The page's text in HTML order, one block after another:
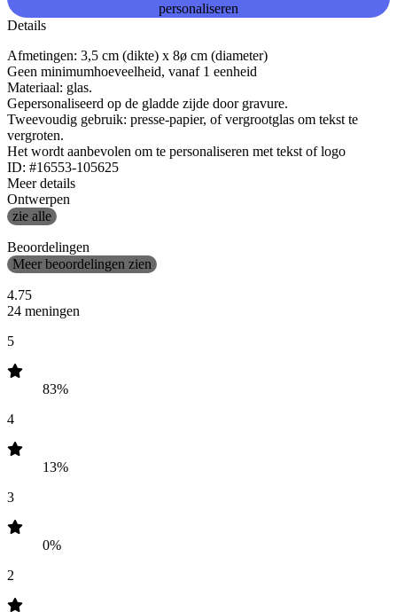
personaliseren
Details
Afmetingen: 3,5 cm (dikte) x 8ø cm (diameter)
Geen minimumhoeveelheid, vanaf 1 eenheid
Materiaal: glas.
Gepersonaliseerd op de gladde zijde door gravure.
Tweevoudig gebruik: presse-papier, of vergrootglas om tekst te
vergroten.
Het wordt aanbevolen om te personaliseren met tekst of logo
ID: #16553-105625
Meer details
Ontwerpen
zie alle
Beoordelingen
Meer beoordelingen zien
4.75
24 meningen
5
83%
4
13%
3
0%
2